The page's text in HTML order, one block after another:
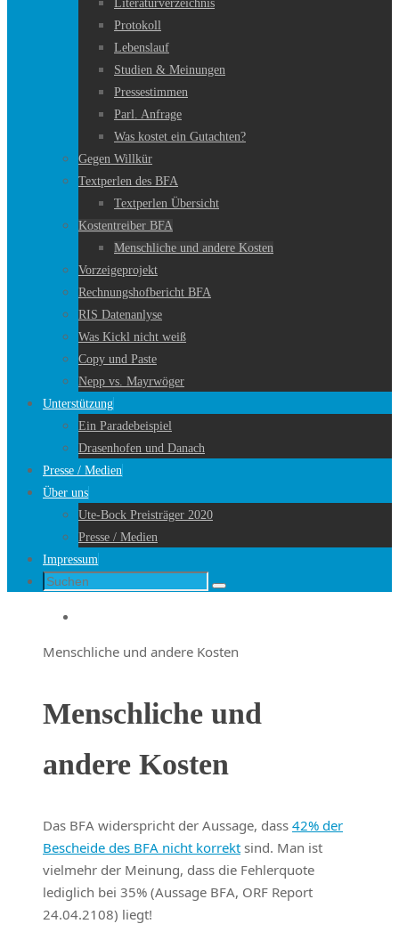
Literaturverzeichnis
Protokoll
Lebenslauf
Studien & Meinungen
Pressestimmen
Parl. Anfrage
Was kostet ein Gutachten?
Gegen Willkür
Textperlen des BFA
Textperlen Übersicht
Kostentreiber BFA
Menschliche und andere Kosten
Vorzeigeprojekt
Rechnungshofbericht BFA
RIS Datenanlyse
Was Kickl nicht weiß
Copy und Paste
Nepp vs. Mayrwöger
Unterstützung
Ein Paradebeispiel
Drasenhofen und Danach
Presse / Medien
Über uns
Ute-Bock Preisträger 2020
Presse / Medien
Impressum
Suche
Suchen
Startseite
Menschliche und andere Kosten
Menschliche und
andere Kosten
Das BFA widerspricht der Aussage, dass 42% der
Bescheide des BFA nicht korrekt sind. Man ist
vielmehr der Meinung, dass die Fehlerquote
lediglich bei 35% (Aussage BFA, ORF Report
24.04.2108) liegt!